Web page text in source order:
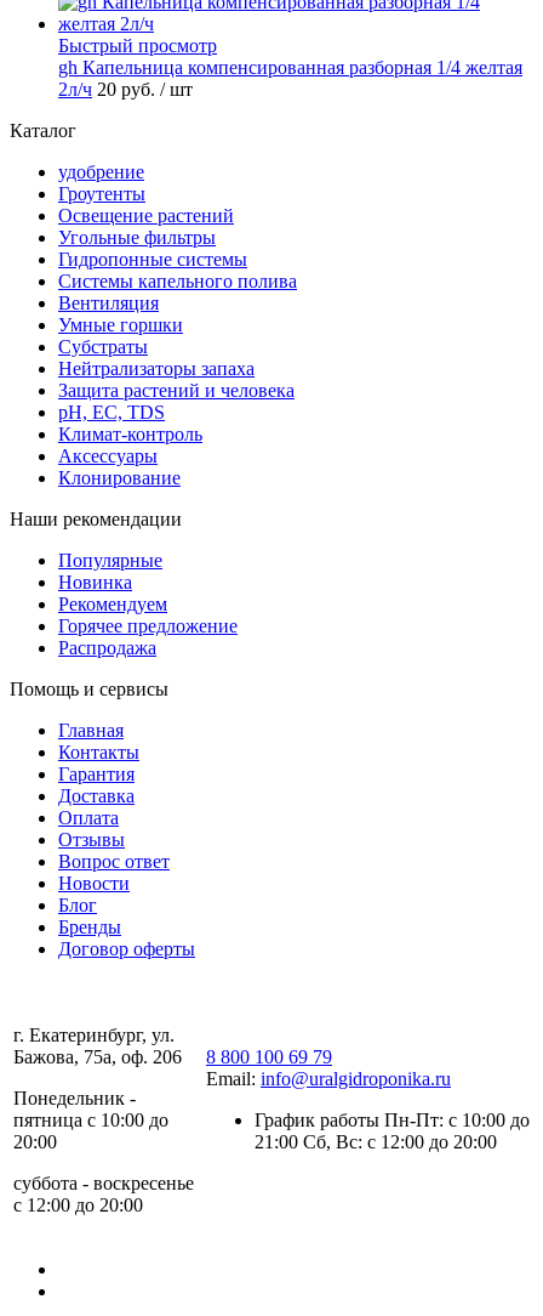
Быстрый просмотр
gh Капельница компенсированная разборная 1/4 желтая
2л/ч 20 руб. / шт
Каталог
удобрение
Гроутенты
Освещение растений
Угольные фильтры
Гидропонные системы
Системы капельного полива
Вентиляция
Умные горшки
Субстраты
Нейтрализаторы запаха
Защита растений и человека
pH, EC, TDS
Климат-контроль
Аксессуары
Клонирование
Наши рекомендации
Популярные
Новинка
Рекомендуем
Горячее предложение
Распродажа
Помощь и сервисы
Главная
Контакты
Гарантия
Доставка
Оплата
Отзывы
Вопрос ответ
Новости
Блог
Бренды
Договор оферты
г. Екатеринбург, ул.
Бажова, 75а, оф. 206
Понедельник -
пятница с 10:00 до
20:00
суббота - воскресенье
с 12:00 до 20:00
8 800 100 69 79
Email: info@uralgidroponika.ru
График работы Пн-Пт: с 10:00 до
21:00 Сб, Вс: с 12:00 до 20:00